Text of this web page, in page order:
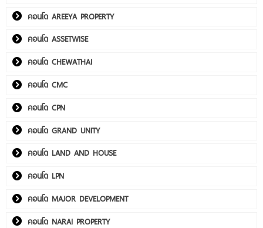
คอนโด AREEYA PROPERTY
คอนโด ASSETWISE
คอนโด CHEWATHAI
คอนโด CMC
คอนโด CPN
คอนโด GRAND UNITY
คอนโด LAND AND HOUSE
คอนโด LPN
คอนโด MAJOR DEVELOPMENT
คอนโด NARAI PROPERTY